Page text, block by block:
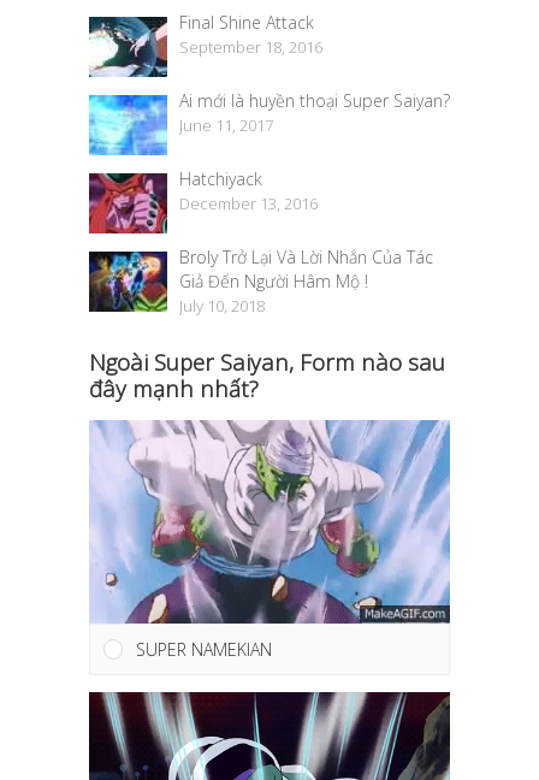
Final Shine Attack
September 18, 2016
Ai mới là huyền thoại Super Saiyan?
June 11, 2017
Hatchiyack
December 13, 2016
Broly Trở Lại Và Lời Nhắn Của Tác
Giả Đến Người Hâm Mộ !
July 10, 2018
Ngoài Super Saiyan, Form nào sau
đây mạnh nhất?
SUPER NAMEKIAN